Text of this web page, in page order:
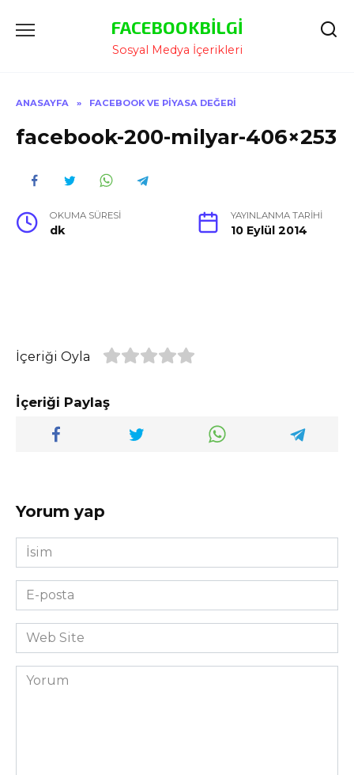
Atla
FACEBOOKBILGI
Sosyal Medya İçerikleri
ANASAYFA » FACEBOOK VE PIYASA DEĞERI
facebook-200-milyar-406×253
OKUMA SÜRESI
dk
YAYINLANMA TARIHI
10 Eylül 2014
İçeriği Oyla
İçeriği Paylaş
Yorum yap
İsim
*
E-
posta
*Web
Site
Yorum